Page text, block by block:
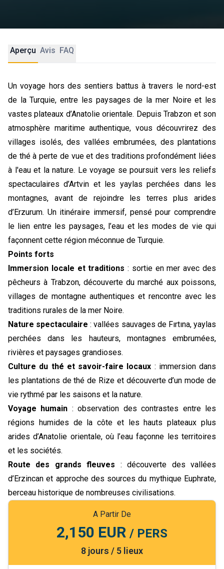
Aperçu Avis FAQ
Un voyage hors des sentiers battus à travers le nord-est
de la Turquie, entre les paysages de la mer Noire et les
vastes plateaux d’Anatolie orientale. Depuis Trabzon et son
atmosphère maritime authentique, vous découvrirez des
villages isolés, des vallées embrumées, des plantations
de thé à perte de vue et des traditions profondément liées
à l'eau et la nature. Le voyage se poursuit vers les reliefs
spectaculaires d’Artvin et les yaylas perchées dans les
montagnes, avant de rejoindre les terres plus arides
d’Erzurum. Un itinéraire immersif, pensé pour comprendre
le lien entre les paysages, l’eau et les modes de vie qui
façonnent cette région méconnue de Turquie.
Points forts
Immersion locale et traditions : sortie en mer avec des
pêcheurs à Trabzon, découverte du marché aux poissons,
villages de montagne authentiques et rencontre avec les
traditions rurales de la mer Noire.
Nature spectaculaire : vallées sauvages de Fırtına, yaylas
perchées dans les hauteurs, montagnes embrumées,
rivières et paysages grandioses.
Culture du thé et savoir-faire locaux : immersion dans
les plantations de thé de Rize et découverte d’un mode de
vie rythmé par les saisons et la nature.
Voyage humain : observation des contrastes entre les
régions humides de la côte et les hauts plateaux plus
arides d’Anatolie orientale, où l’eau façonne les territoires
et les sociétés.
Route des grands fleuves : découverte des vallées
d’Erzincan et approche des sources du mythique Euphrate,
berceau historique de nombreuses civilisations.
A Partir De
2,150 EUR / PERS
8 jours / 5 lieux